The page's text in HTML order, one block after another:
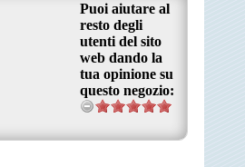
Puoi aiutare al
resto degli
utenti del sito
web dando la
tua opinione su
questo negozio: